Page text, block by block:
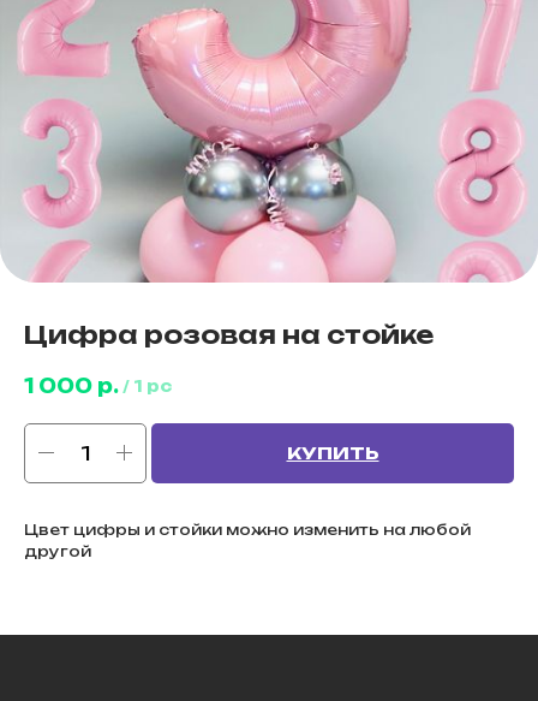
Цифра розовая на стойке
1 000 р. / 1 pc
КУПИТЬ
Цвет цифры и стойки можно изменить на любой
другой